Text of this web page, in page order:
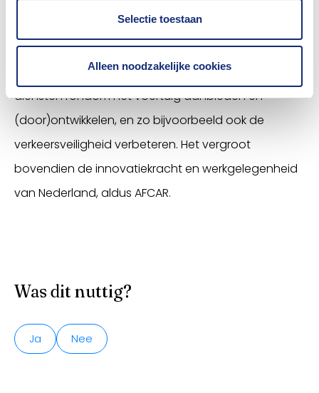
Selectie toestaan
Alleen noodzakelijke cookies
Dankzij digitalisering en het verantwoord delen van
voertuigdata kan Nederland digitale producten en
diensten rondom het voertuig aanbieden en
(door)ontwikkelen, en zo bijvoorbeeld ook de
verkeersveiligheid verbeteren. Het vergroot
bovendien de innovatiekracht en werkgelegenheid
van Nederland, aldus AFCAR.
Was dit nuttig?
Ja Nee